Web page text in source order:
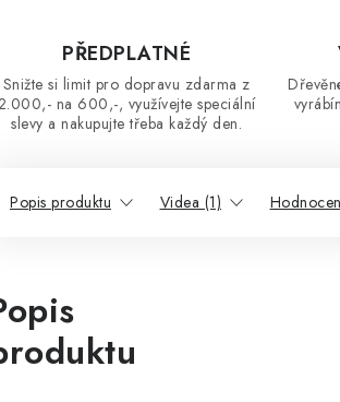
PŘEDPLATNÉ
Snižte si limit pro dopravu zdarma z
na 600,-, využívejte speciální
slevy a nakupujte třeba každý den.
Popis produktu Videa (1)